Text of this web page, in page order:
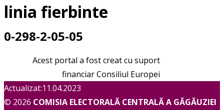
linia fierbinte
0-298-2-05-05
Acest portal a fost creat cu suport
financiar Consiliul Europei
Actualizat:11.04.2023
© 2026 COMISIA ELECTORALĂ CENTRALĂ A GĂGĂUZIEI